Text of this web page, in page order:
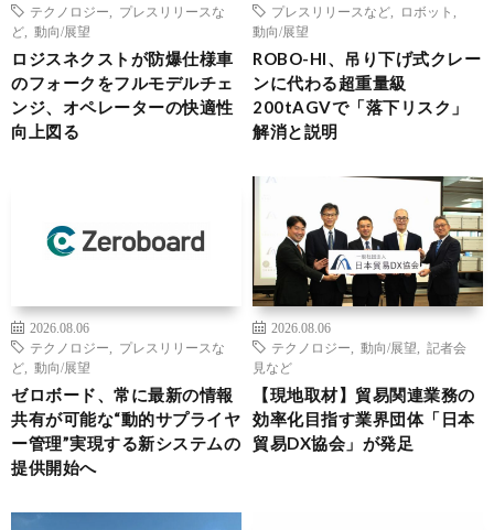
テクノロジー
プレスリリースな
ど
動向/展望
ロジスネクストが防爆仕様車
のフォークをフルモデルチェ
ンジ、オペレーターの快適性
向上図る
プレスリリースなど
ロボット
動向/展望
ROBO-HI、吊り下げ式クレー
ンに代わる超重量級
200tAGVで「落下リスク」
解消と説明
2026.08.06
テクノロジー
プレスリリースな
ど
動向/展望
ゼロボード、常に最新の情報
共有が可能な“動的サプライヤ
ー管理”実現する新システムの
提供開始へ
2026.08.06
テクノロジー
動向/展望
記者会
見など
【現地取材】貿易関連業務の
効率化目指す業界団体「日本
貿易DX協会」が発足